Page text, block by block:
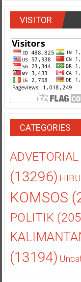
VISITOR
CATEGORIES
ADVETORIAL
(13296)
KOMSOS
POLITIK
(13194)